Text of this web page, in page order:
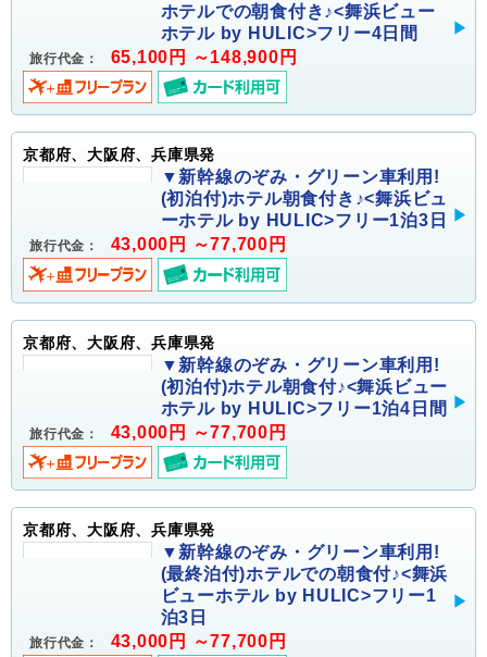
ホテルでの朝食付き♪<舞浜ビュー
ホテル by HULIC>フリー4日間
旅行代金： 65,100円 ～148,900円
京都府、大阪府、兵庫県発
▼新幹線のぞみ・グリーン車利用!
(初泊付)ホテル朝食付き♪<舞浜ビュ
ーホテル by HULIC>フリー1泊3日
旅行代金： 43,000円 ～77,700円
京都府、大阪府、兵庫県発
▼新幹線のぞみ・グリーン車利用!
(初泊付)ホテル朝食付♪<舞浜ビュー
ホテル by HULIC>フリー1泊4日間
旅行代金： 43,000円 ～77,700円
京都府、大阪府、兵庫県発
▼新幹線のぞみ・グリーン車利用!
(最終泊付)ホテルでの朝食付♪<舞浜
ビューホテル by HULIC>フリー1
泊3日
旅行代金： 43,000円 ～77,700円